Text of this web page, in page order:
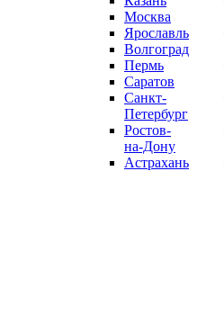
Москва
Ярославль
Волгоград
Пермь
Саратов
Санкт-
Петербург
Ростов-
на-Дону
Астрахань